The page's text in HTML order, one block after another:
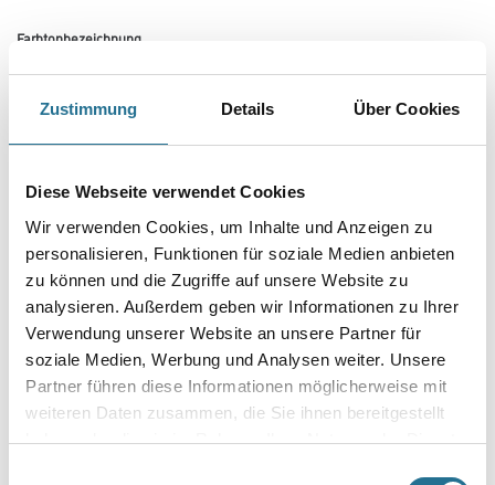
Zustimmung Details Über Cookies
Diese Webseite verwendet Cookies
Wir verwenden Cookies, um Inhalte und Anzeigen zu
personalisieren, Funktionen für soziale Medien anbieten
zu können und die Zugriffe auf unsere Website zu
analysieren. Außerdem geben wir Informationen zu Ihrer
Verwendung unserer Website an unsere Partner für
soziale Medien, Werbung und Analysen weiter. Unsere
Partner führen diese Informationen möglicherweise mit
weiteren Daten zusammen, die Sie ihnen bereitgestellt
haben oder die sie im Rahmen Ihrer Nutzung der Dienste
Farbtonbezeichnung
Umrechnungsfaktoren